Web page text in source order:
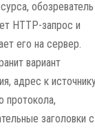
обозреватель
HTTP-запрос и
его на сервер.
вариант
адрес к
протокола,
заголовки с